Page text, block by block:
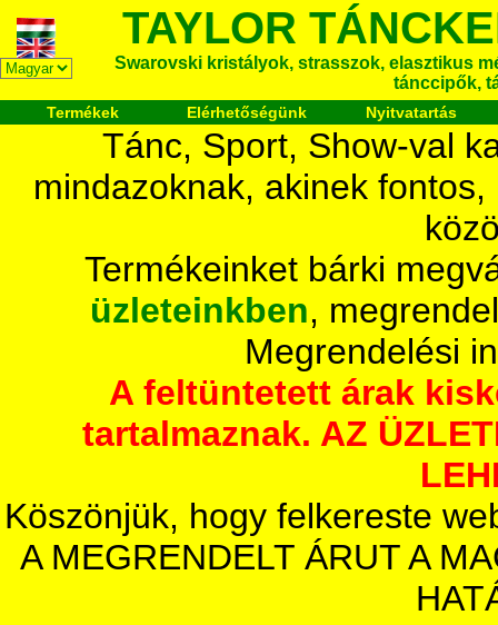
TAYLOR
Swarovski kristályok, strasszok, elasztikus
tánccipők,
Termékek Elérhetőségünk Nyitvatartás
Tánc, Sport, Show-val
mindazoknak, akinek
Termékeinket bárki
üzleteinkben,
Megrendelési
A feltüntetett árak
tartalmaznak. AZ
Köszönjük, hogy felkereste
A MEGRENDELT ÁRUT A